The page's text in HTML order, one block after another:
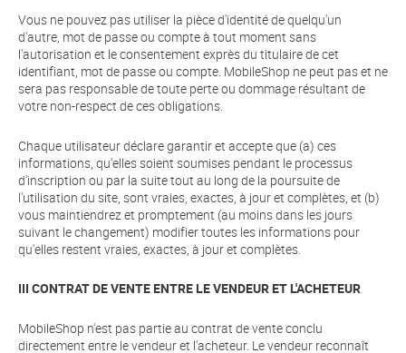
Vous ne pouvez pas utiliser la pièce d'identité de quelqu'un
d'autre, mot de passe ou compte à tout moment sans
l'autorisation et le consentement exprès du titulaire de cet
identifiant, mot de passe ou compte. MobileShop ne peut pas et ne
sera pas responsable de toute perte ou dommage résultant de
votre non-respect de ces obligations.
Chaque utilisateur déclare garantir et accepte que (a) ces
informations, qu'elles soient soumises pendant le processus
d'inscription ou par la suite tout au long de la poursuite de
l'utilisation du site, sont vraies, exactes, à jour et complètes, et (b)
vous maintiendrez et promptement (au moins dans les jours
suivant le changement) modifier toutes les informations pour
qu'elles restent vraies, exactes, à jour et complètes.
III CONTRAT DE VENTE ENTRE LE VENDEUR ET L'ACHETEUR
MobileShop n'est pas partie au contrat de vente conclu
directement entre le vendeur et l'acheteur. Le vendeur reconnaît